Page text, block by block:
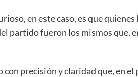
en este caso, es que
partido fueron los mismos que,
con precisión y claridad que, en